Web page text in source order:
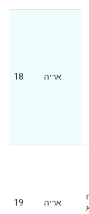
18 אריה
19 אריה